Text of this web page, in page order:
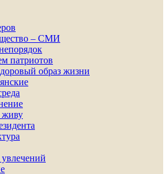
– СМИ
патриотов
образ жизни
живу